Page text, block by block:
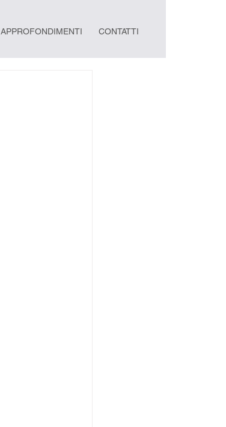
APPROFONDIMENTI CONTATTI